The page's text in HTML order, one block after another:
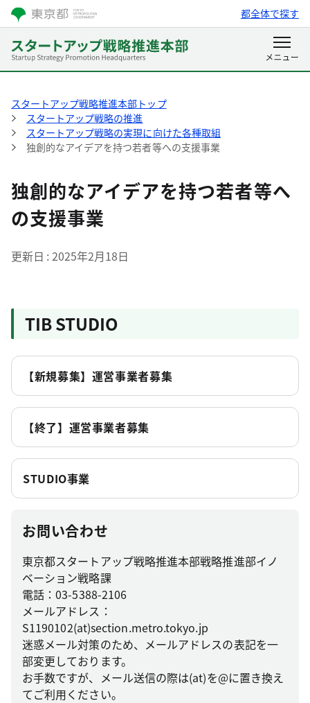
都全体で探す
スタートアップ戦略推進本部トップ
スタートアップ戦略の推進
スタートアップ戦略の実現に向けた各種取組
独創的なアイデアを持つ若者等への支援事業
独創的なアイデアを持つ若者等へ
の支援事業
更新日 2025年2月18日
TIB STUDIO
【新規募集】運営事業者募集
【終了】運営事業者募集
STUDIO事業
お問い合わせ
東京都スタートアップ戦略推進本部戦略推進部イノ
ベーション戦略課
電話：03-5388-2106
メールアドレス：
S1190102(at)section.metro.tokyo.jp
迷惑メール対策のため、メールアドレスの表記を一
部変更しております。
お手数ですが、メール送信の際は(at)を@に置き換え
てご利用ください。